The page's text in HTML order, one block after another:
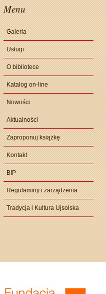
Menu
Galeria
Usługi
O bibliotece
Katalog on-line
Nowości
Aktualności
Zaproponuj książkę
Kontakt
BIP
Regulaminy i zarządzenia
Tradycja i Kultura Ujsolska